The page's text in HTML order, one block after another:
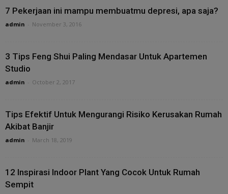
7 Pekerjaan ini mampu membuatmu depresi, apa saja?
admin November 3, 2016
3 Tips Feng Shui Paling Mendasar Untuk Apartemen
Studio
admin October 2, 2017
Tips Efektif Untuk Mengurangi Risiko Kerusakan Rumah
Akibat Banjir
admin March 18, 2019
12 Inspirasi Indoor Plant Yang Cocok Untuk Rumah
Sempit